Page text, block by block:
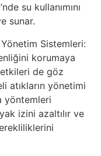
su kullanımını
sunar.
Sistemleri:
korumaya
de göz
atıkların yönetimi
yöntemleri
izini azaltılır ve